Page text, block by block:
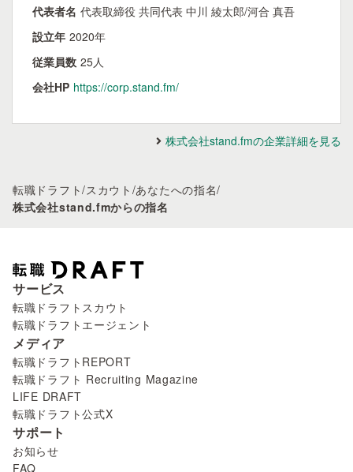
代表者名 代表取締役 共同代表 中川 綾太郎/河合 真吾
設立年 2020年
従業員数 25人
会社HP https://corp.stand.fm/
株式会社stand.fmの企業詳細を見る
転職ドラフト/スカウト /あなたへの指名/
株式会社stand.fmからの指名
サービス
転職ドラフトスカウト
転職ドラフトエージェント
メディア
転職ドラフトREPORT
転職ドラフト Recruiting Magazine
LIFE DRAFT
転職ドラフト公式X
サポート
お知らせ
FAQ